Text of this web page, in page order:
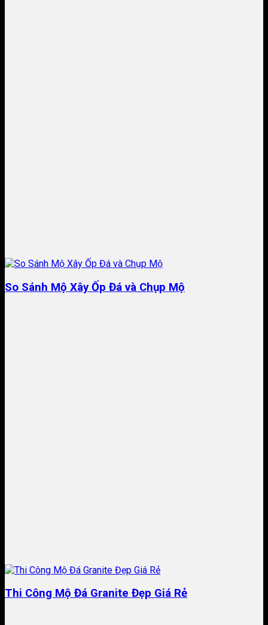
So Sánh Mộ Xây Ốp Đá và Chụp Mộ
Thi Công Mộ Đá Granite Đẹp Giá Rẻ